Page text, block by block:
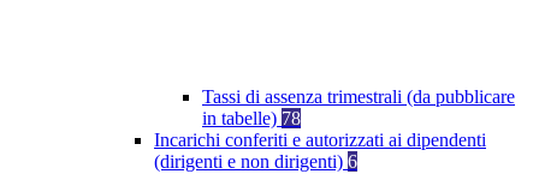
Tassi di assenza trimestrali (da pubblicare
in tabelle) 78
Incarichi conferiti e autorizzati ai dipendenti
(dirigenti e non dirigenti) 6